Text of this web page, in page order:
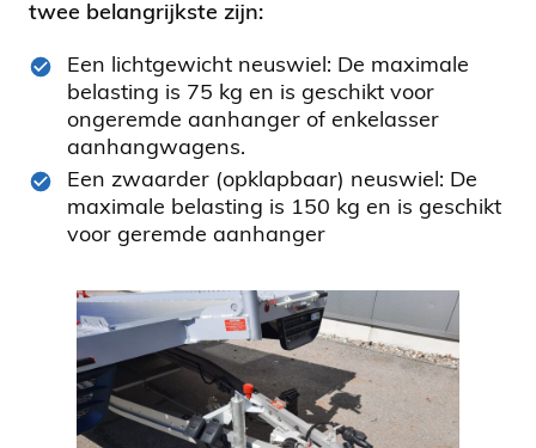
twee belangrijkste zijn:
Een lichtgewicht neuswiel: De maximale
belasting is 75 kg en is geschikt voor
ongeremde aanhanger of enkelasser
aanhangwagens.
Een zwaarder (opklapbaar) neuswiel: De
maximale belasting is 150 kg en is geschikt
voor geremde aanhanger